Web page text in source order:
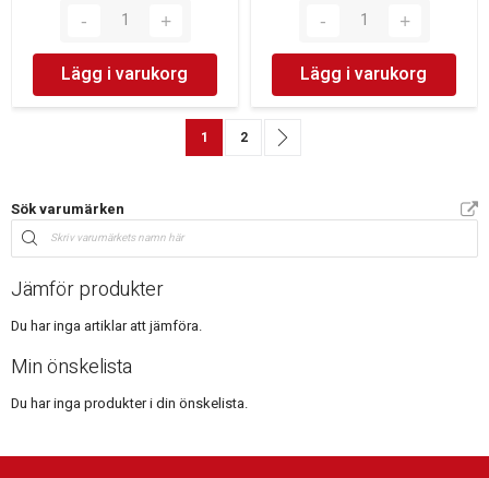
Lägg i varukorg Lägg i varukorg
SidaYou're currently reading page
1 Sida
2
Sök varumärken
Jämför produkter
Du har inga artiklar att jämföra.
Min önskelista
Du har inga produkter i din önskelista.